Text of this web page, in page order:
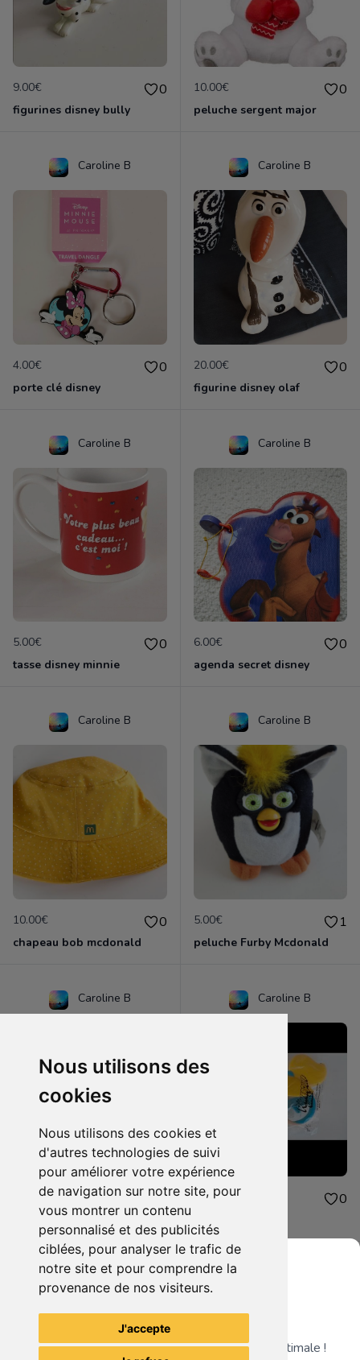
Nous utilisons des
cookies
Nous utilisons des cookies et
d'autres technologies de suivi
pour améliorer votre expérience
de navigation sur notre site, pour
vous montrer un contenu
personnalisé et des publicités
ciblées, pour analyser le trafic de
notre site et pour comprendre la
provenance de nos visiteurs.
J'accepte
9.00€ 0
figurines disney bully
10.00€ 0
peluche sergent major
Caroline B
4.00€ 0
porte clé disney
Caroline B
20.00€ 0
figurine disney olaf
Caroline B
5.00€ 0
tasse disney minnie
Caroline B
6.00€ 0
agenda secret disney
Caroline B
10.00€ 0
chapeau bob mcdonald
Caroline B
5.00€ 1
peluche Furby Mcdonald
Caroline B
4.00€ 0
peluche mcdonald
Caroline B
4.00€ 0
Voir tous les articles du vendeur
Grenier du Geek
Télécharge notre app pour une expérience optimale !